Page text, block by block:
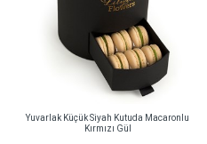
Yuvarlak Küçük Siyah Kutuda Macaronlu
Kırmızı Gül